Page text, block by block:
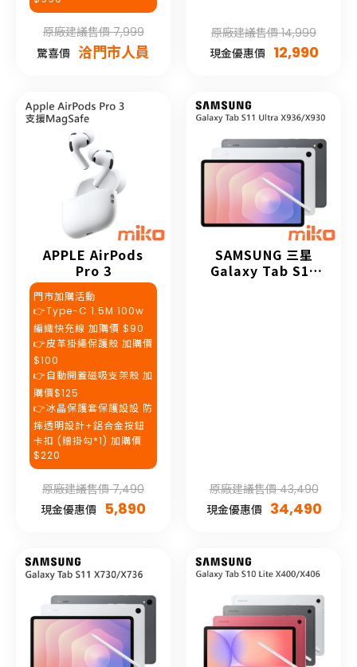
原廠建議售價 7,999
驚喜價 洽門市人員
原廠建議售價 14,999
現金優惠價 12,990
APPLE AirPods
Pro 3
門市加購活動
👉Type-C 1.5M 100w
編織快充線 加購價 $90
👉皮革掛繩保護殼 加購價
$100
👉自動開蓋磁吸支架殼 加
購價$125
👉冰晶保護套保護設設 防
摔透明設計+鋁合金按鈕
卡扣 (贈掛勾*1) 加購價
$220
原廠建議售價 7,490
現金優惠價
5,890
SAMSUNG 三星
Galaxy Tab S11
原廠建議售價 43,490
現金優惠價 34,490